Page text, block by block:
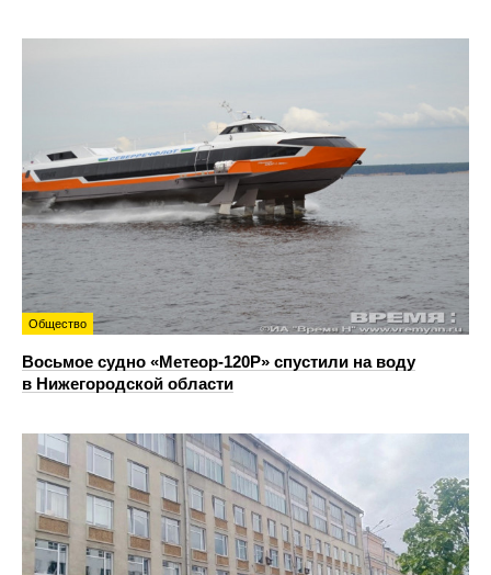
Общество
Восьмое судно «Метеор-120Р» спустили на воду
в Нижегородской области